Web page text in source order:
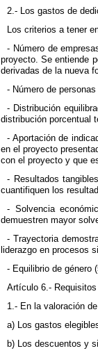
2.- Los gastos de
Los criterios a tener
- Número de
proyecto. Se entiende
derivadas de la nueva
- Número de
- Distribución
distribución porcentual
- Aportación de
en el proyecto
con el proyecto y que
- Resultados
cuantifiquen los
- Solvencia
demuestren mayor
- Trayectoria
liderazgo en procesos
- Equilibrio de género
Artículo 6.-
1.- En la valoración
a) Los gastos
b) Los descuentos y